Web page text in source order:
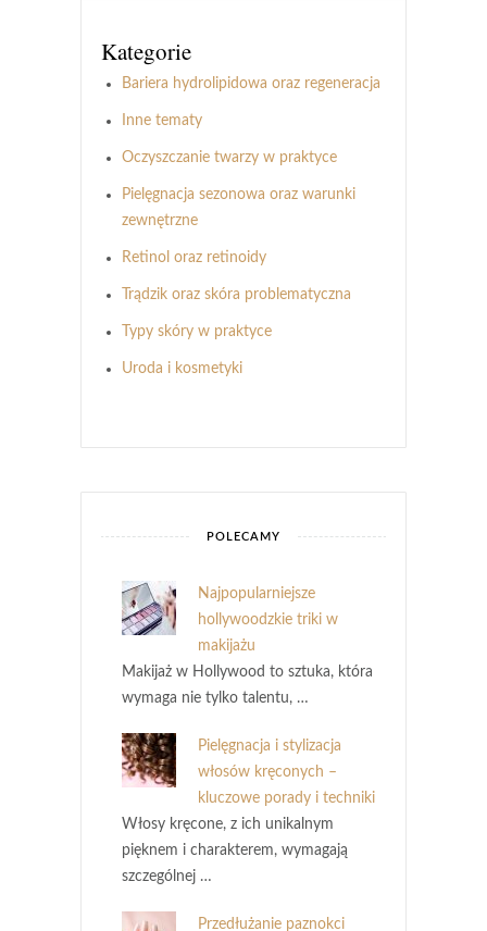
Kategorie
Bariera hydrolipidowa oraz regeneracja
Inne tematy
Oczyszczanie twarzy w praktyce
Pielęgnacja sezonowa oraz warunki
zewnętrzne
Retinol oraz retinoidy
Trądzik oraz skóra problematyczna
Typy skóry w praktyce
Uroda i kosmetyki
POLECAMY
Najpopularniejsze
hollywoodzkie triki w
makijażu
Makijaż w Hollywood to sztuka, która
wymaga nie tylko talentu, …
Pielęgnacja i stylizacja
włosów kręconych –
kluczowe porady i techniki
Włosy kręcone, z ich unikalnym
pięknem i charakterem, wymagają
szczególnej …
Przedłużanie paznokci